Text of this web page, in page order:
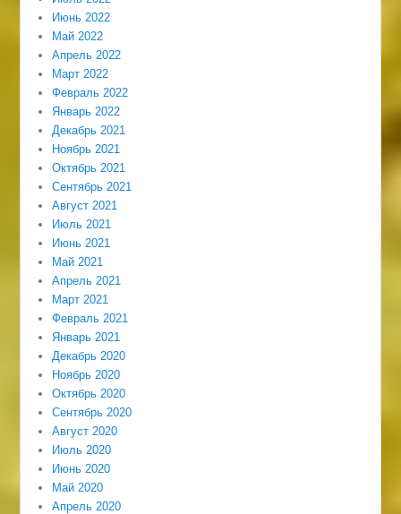
Июнь 2022
Май 2022
Апрель 2022
Март 2022
Февраль 2022
Январь 2022
Декабрь 2021
Ноябрь 2021
Октябрь 2021
Сентябрь 2021
Август 2021
Июль 2021
Июнь 2021
Май 2021
Апрель 2021
Март 2021
Февраль 2021
Январь 2021
Декабрь 2020
Ноябрь 2020
Октябрь 2020
Сентябрь 2020
Август 2020
Июль 2020
Июнь 2020
Май 2020
Апрель 2020